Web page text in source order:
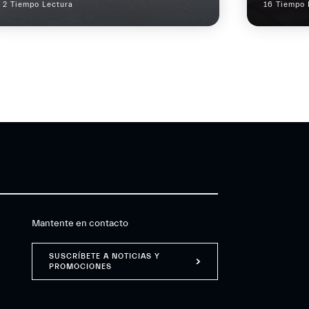
2 Tiempo Lectura 16 Tiempo
Mantente en contacto
SUSCRÍBETE A NOTICIAS Y
PROMOCIONES